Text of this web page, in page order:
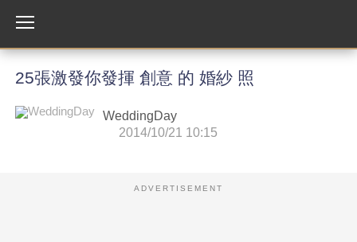
25張激發你發揮 創意 的 婚紗 照
WeddingDay
2014/10/21 10:15
ADVERTISEMENT